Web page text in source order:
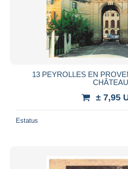
13 PEYROLLES EN
CHÂTEAU
± 7,95
Estatus